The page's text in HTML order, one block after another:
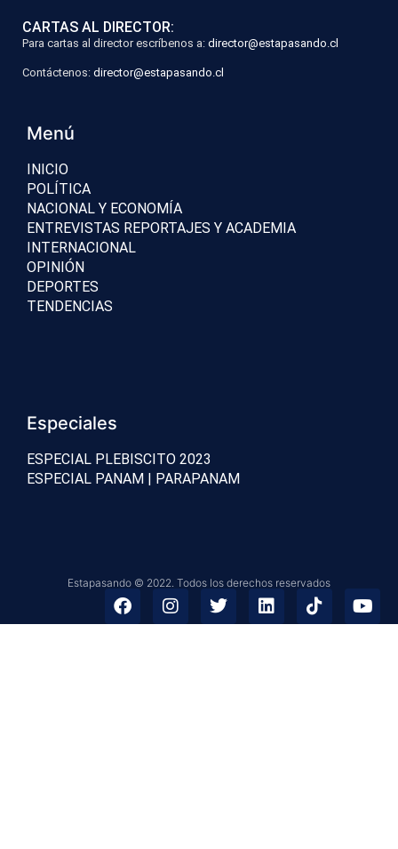
CARTAS AL DIRECTOR:
Para cartas al director escríbenos a: director@estapasando.cl
Contáctenos: director@estapasando.cl
Menú
INICIO
POLÍTICA
NACIONAL Y ECONOMÍA
ENTREVISTAS REPORTAJES Y ACADEMIA
INTERNACIONAL
OPINIÓN
DEPORTES
TENDENCIAS
Especiales
ESPECIAL PLEBISCITO 2023
ESPECIAL PANAM | PARAPANAM
Estapasando © 2022. Todos los derechos reservados